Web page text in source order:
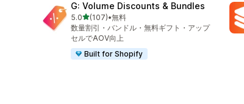
G: Volume Discounts & Bundles
5.05つ星中
(107)
合計レビュー数：107件
•無料
数量割引・バンドル・無料ギフト・アップ
セルでAOV向上
Built for Shopify